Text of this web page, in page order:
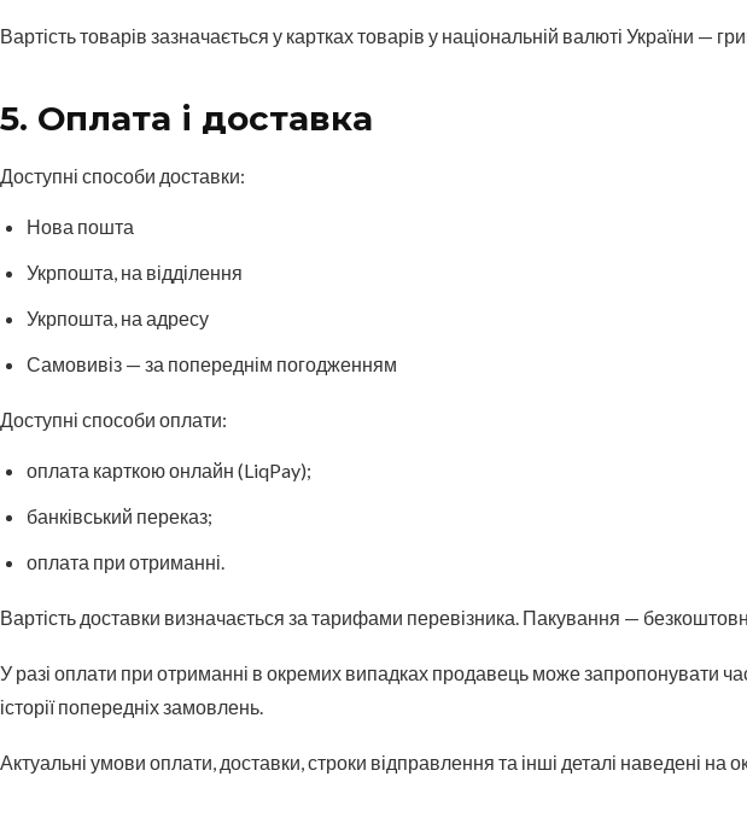
Вартість товарів зазначається у картках товарів у національній валюті України —
5. Оплата і доставка
Доступні способи доставки:
Нова пошта
Укрпошта, на відділення
Укрпошта, на адресу
Самовивіз — за попереднім погодженням
Доступні способи оплати:
оплата карткою онлайн (LiqPay);
банківський переказ;
оплата при отриманні.
Вартість доставки визначається за тарифами перевізника. Пакування —
У разі оплати при отриманні в окремих випадках продавець може запропонувати
історії попередніх замовлень.
Актуальні умови оплати, доставки, строки відправлення та інші деталі наведені на